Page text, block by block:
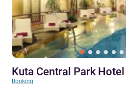
Kuta Central Park Hotel
Booking